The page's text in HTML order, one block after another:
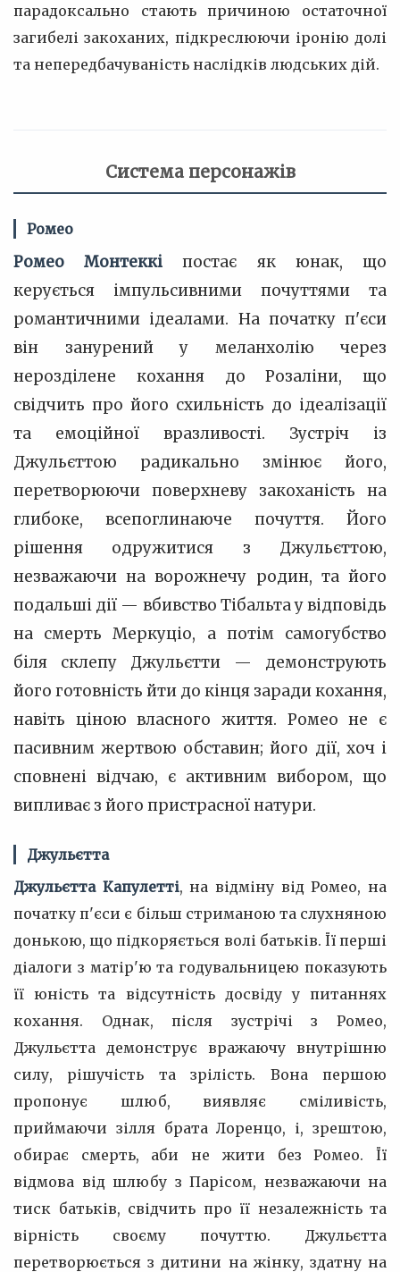
парадоксально стають причиною остаточної
загибелі закоханих, підкреслюючи іронію долі
та непередбачуваність наслідків людських дій.
Система персонажів
Ромео
Ромео Монтеккі постає як юнак, що
керується імпульсивними почуттями та
романтичними ідеалами. На початку п'єси
він занурений у меланхолію через
нерозділене кохання до Розаліни, що
свідчить про його схильність до ідеалізації
та емоційної вразливості. Зустріч із
Джульєттою радикально змінює його,
перетворюючи поверхневу закоханість на
глибоке, всепоглинаюче почуття. Його
рішення одружитися з Джульєттою,
незважаючи на ворожнечу родин, та його
подальші дії — вбивство Тібальта у відповідь
на смерть Меркуціо, а потім самогубство
біля склепу Джульєтти — демонструють
його готовність йти до кінця заради кохання,
навіть ціною власного життя. Ромео не є
пасивним жертвою обставин; його дії, хоч і
сповнені відчаю, є активним вибором, що
випливає з його пристрасної натури.
Джульєтта
Джульєтта Капулетті, на відміну від Ромео, на
початку п'єси є більш стриманою та слухняною
донькою, що підкоряється волі батьків. Її перші
діалоги з матір'ю та годувальницею показують
її юність та відсутність досвіду у питаннях
кохання. Однак, після зустрічі з Ромео,
Джульєтта демонструє вражаючу внутрішню
силу, рішучість та зрілість. Вона першою
пропонує шлюб, виявляє сміливість,
приймаючи зілля брата Лоренцо, і, зрештою,
обирає смерть, аби не жити без Ромео. Її
відмова від шлюбу з Парісом, незважаючи на
тиск батьків, свідчить про її незалежність та
вірність своєму почуттю. Джульєтта
перетворюється з дитини на жінку, здатну на